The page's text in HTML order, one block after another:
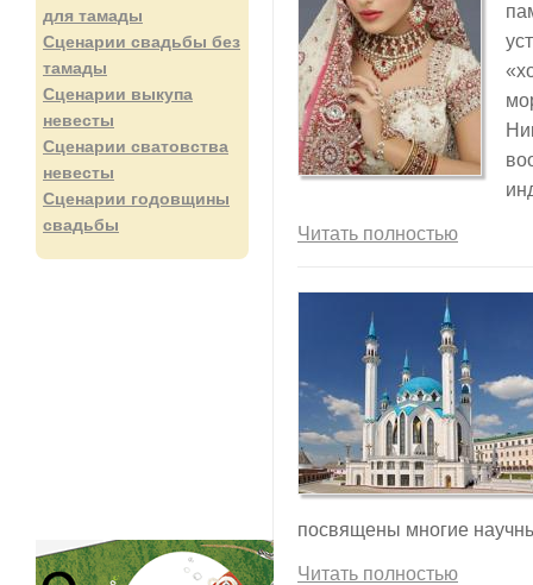
для тамады
Сценарии свадьбы без
тамады
Сценарии выкупа
невесты
Сценарии сватовства
невесты
Сценарии годовщины
свадьбы
Читать полностью
посвящены многие
Читать полностью